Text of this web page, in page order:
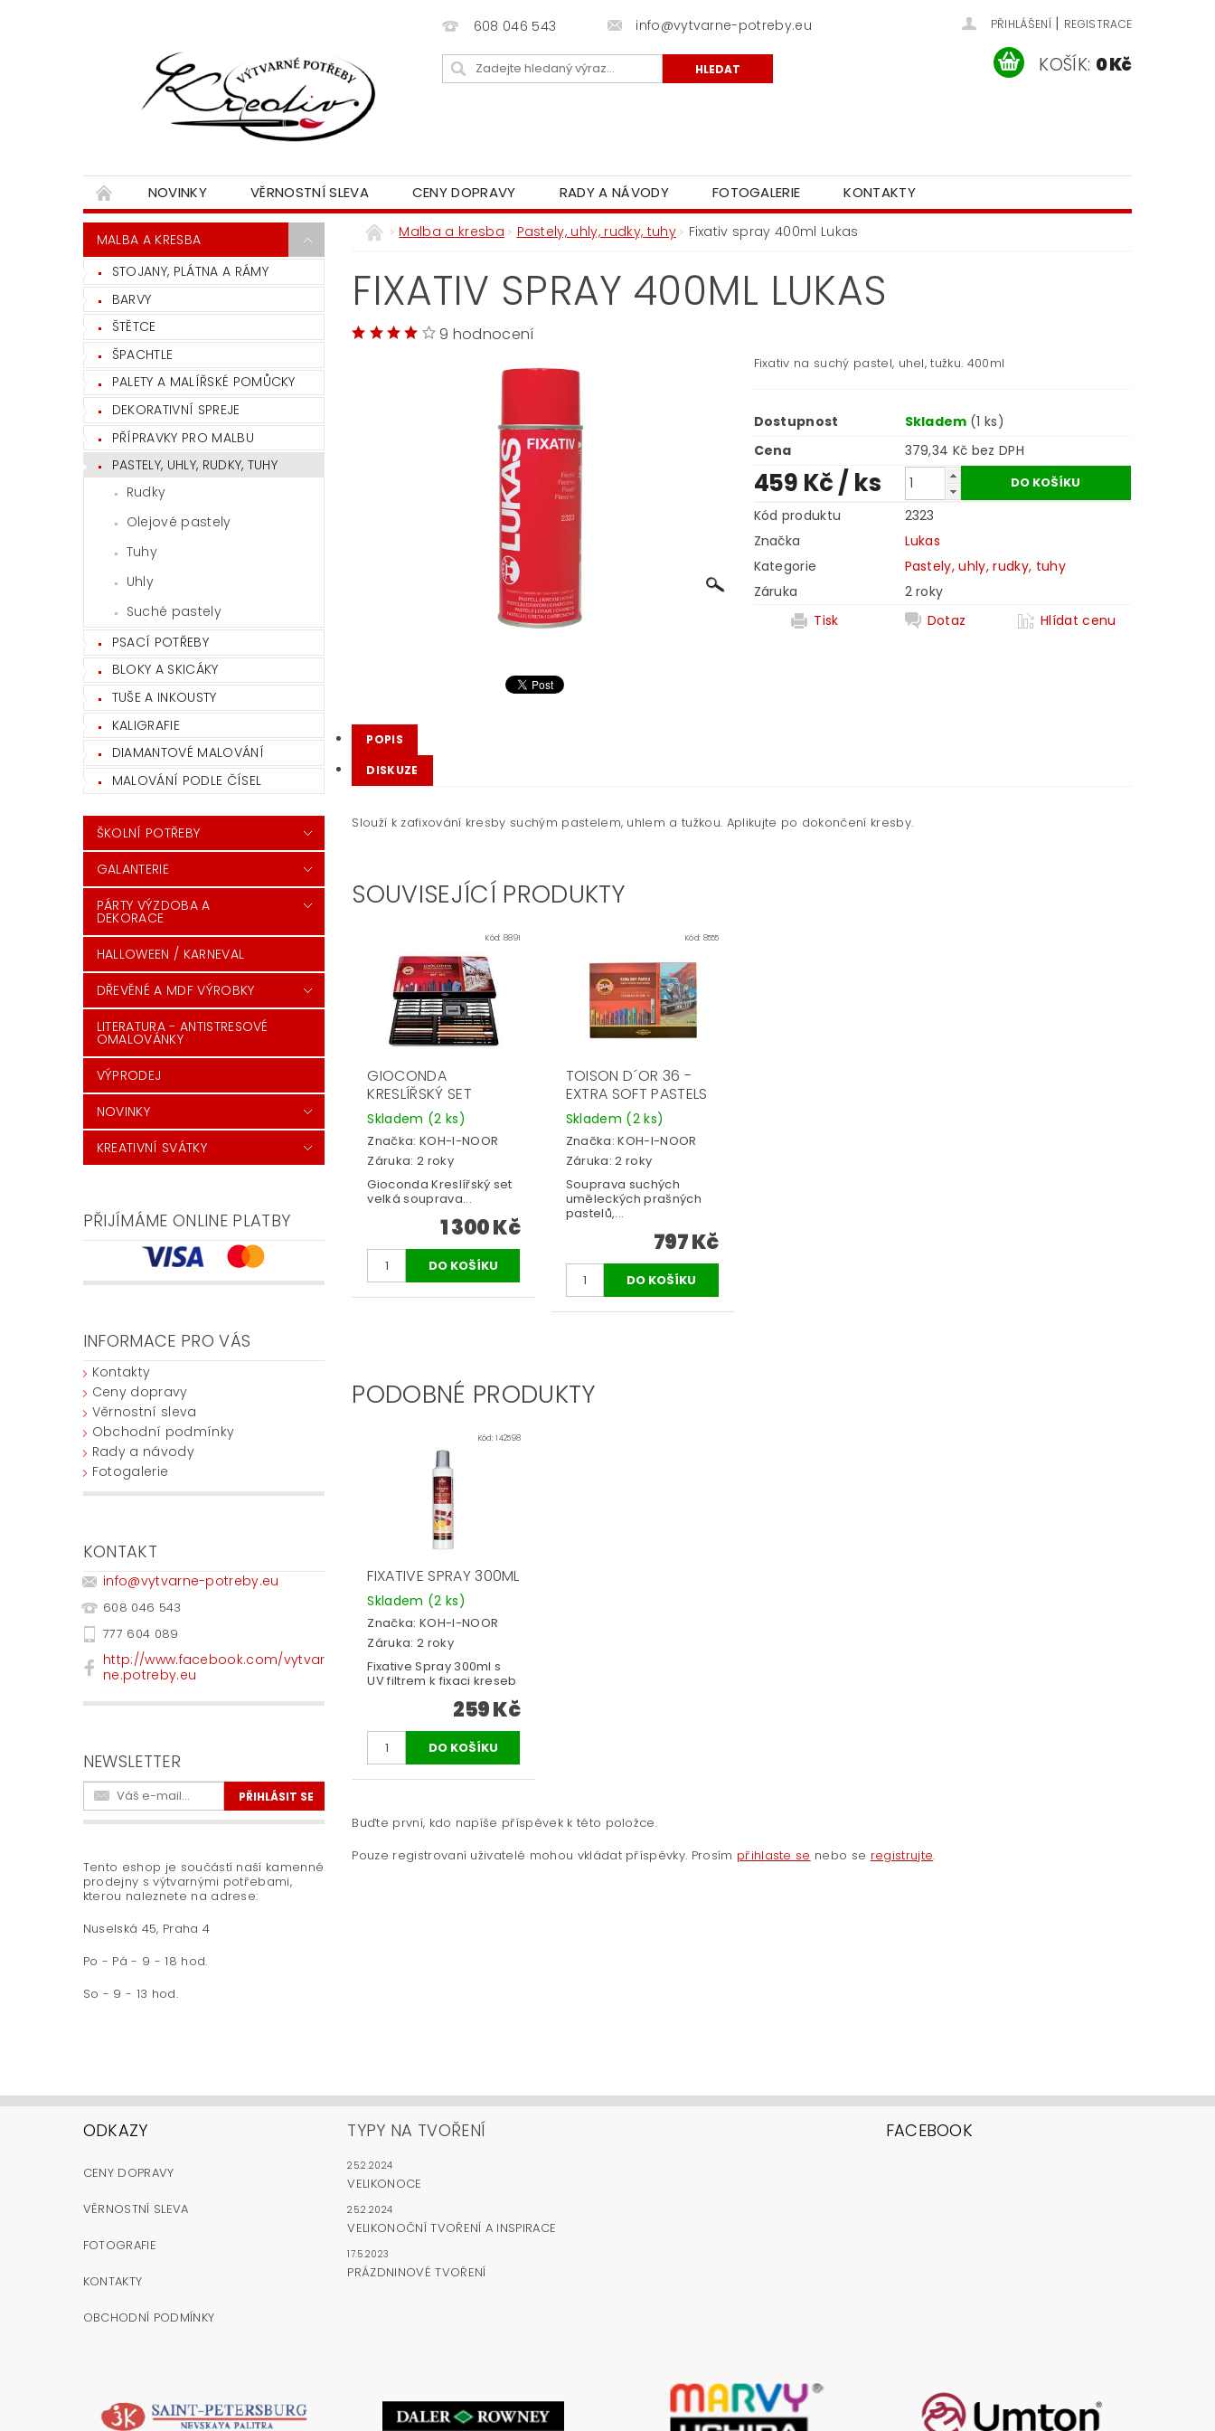
608 046 543 info@vytvarne-potreby.eu PŘIHLÁŠENÍ | REGISTRACE
KOŠÍK: 0 Kč
NOVINKY VĚRNOSTNÍ SLEVA CENY DOPRAVY RADY A NÁVODY FOTOGALERIE KONTAKTY
MALBA A KRESBA
STOJANY, PLÁTNA A RÁMY
BARVY
ŠTĚTCE
ŠPACHTLE
PALETY A MALÍŘSKÉ POMŮCKY
DEKORATIVNÍ SPREJE
PŘÍPRAVKY PRO MALBU
PASTELY, UHLY, RUDKY, TUHY
Rudky
Olejové pastely
Tuhy
Uhly
Suché pastely
PSACÍ POTŘEBY
BLOKY A SKICÁKY
TUŠE A INKOUSTY
KALIGRAFIE
DIAMANTOVÉ MALOVÁNÍ
MALOVÁNÍ PODLE ČÍSEL
ŠKOLNÍ POTŘEBY
GALANTERIE
PÁRTY VÝZDOBA A
DEKORACE
HALLOWEEN / KARNEVAL
DŘEVĚNÉ A MDF VÝROBKY
LITERATURA - ANTISTRESOVÉ
OMALOVÁNKY
VÝPRODEJ
NOVINKY
KREATIVNÍ SVÁTKY
PŘIJÍMÁME ONLINE PLATBY
INFORMACE PRO VÁS
Kontakty
Ceny dopravy
Věrnostní sleva
Obchodní podmínky
Rady a návody
Fotogalerie
KONTAKT
info@vytvarne-potreby.eu
608 046 543
777 604 089
http://www.facebook.com/vytvar
ne.potreby.eu
NEWSLETTER
Tento eshop je součástí naší kamenné
prodejny s výtvarnými potřebami,
kterou naleznete na adrese:
Nuselská 45, Praha 4
Po - Pá - 9 - 18 hod.
So - 9 - 13 hod.
Malba a kresba Pastely, uhly, rudky, tuhy Fixativ spray 400ml Lukas
FIXATIV SPRAY 400ML LUKAS
9 hodnocení
Fixativ na suchý pastel, uhel, tužku. 400ml
Dostupnost Skladem (1 ks)
Cena
379,34 Kč bez DPH
459 Kč/ ks
Kód produktu
2323
Značka
Lukas
Kategorie
Pastely, uhly, rudky, tuhy
Záruka
2 roky
Tisk
Dotaz Hlídat cenu
POPIS
DISKUZE
Slouží k zafixování kresby suchým pastelem, uhlem a tužkou. Aplikujte po dokončení kresby.
SOUVISEJÍCÍ PRODUKTY
Kód:8891
GIOCONDA
KRESLÍŘSKÝ SET
Skladem (2 ks)
Značka: KOH-I-NOOR
Záruka: 2 roky
Gioconda Kreslířský set
velká souprava...
1 300 Kč
Kód: 8555
TOISON D´OR 36 -
EXTRA SOFT PASTELS
Skladem (2 ks)
Značka:KOH-I-NOOR
Záruka: 2 roky
Souprava suchých
uměleckých prašných
pastelů,...
797 Kč
PODOBNÉ PRODUKTY
Kód:142598
FIXATIVE SPRAY 300ML
Skladem (2 ks)
Značka: KOH-I-NOOR
Záruka: 2 roky
Fixative Spray 300ml s
UV filtrem k fixaci kreseb
259 Kč
Buďte první, kdo napíše příspěvek k této položce.
Pouze registrovaní uživatelé mohou vkládat příspěvky. Prosím přihlaste se nebo se registrujte.
ODKAZY
CENY DOPRAVY
VĚRNOSTNÍ SLEVA
FOTOGRAFIE
KONTAKTY
OBCHODNÍ PODMÍNKY
TYPY NA TVOŘENÍ
25.2.2024
VELIKONOCE
25.2.2024
VELIKONOČNÍ TVOŘENÍ A INSPIRACE
17.5.2023
PRÁZDNINOVÉ TVOŘENÍ
FACEBOOK